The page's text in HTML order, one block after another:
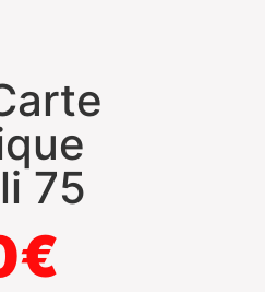
75
€